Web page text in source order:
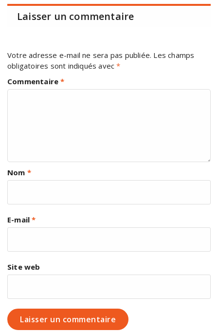
Laisser un commentaire
Votre adresse e-mail ne sera pas publiée. Les champs
obligatoires sont indiqués avec*
Commentaire*
Nom *
E-mail*
Site web